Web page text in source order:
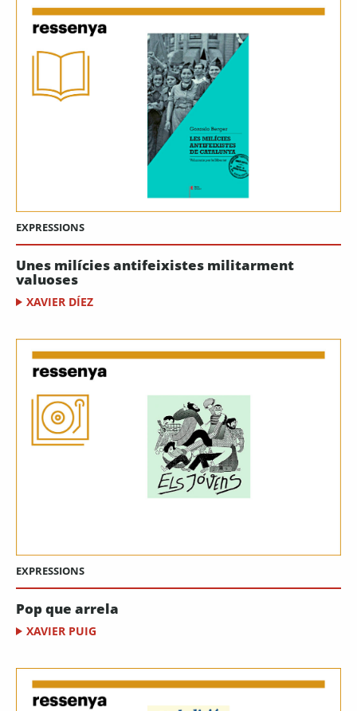
EXPRESSIONS
Unes milícies antifeixistes militarment
valuoses
XAVIER DÍEZ
EXPRESSIONS
Pop que arrela
XAVIER PUIG